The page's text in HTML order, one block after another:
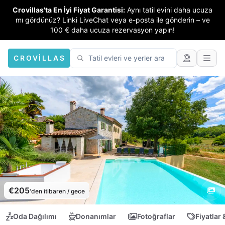
Crovillas'ta En İyi Fiyat Garantisi: Aynı tatil evini daha ucuza
mı gördünüz? Linki LiveChat veya e-posta ile gönderin – ve
100 € daha ucuza rezervasyon yapın!
CROVILLAS
€205'den itibaren / gece
Oda Dağılımı Donanımlar Fotoğraflar Fiyatlar